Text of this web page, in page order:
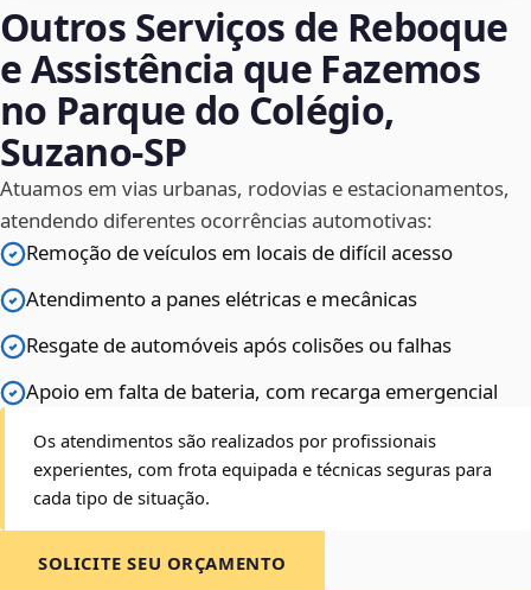
Outros Serviços de Reboque
e Assistência que Fazemos
no Parque do Colégio,
Suzano‑SP
Atuamos em vias urbanas, rodovias e estacionamentos,
atendendo diferentes ocorrências automotivas:
Remoção de veículos em locais de difícil acesso
Atendimento a panes elétricas e mecânicas
Resgate de automóveis após colisões ou falhas
Apoio em falta de bateria, com recarga emergencial
Os atendimentos são realizados por profissionais
experientes, com frota equipada e técnicas seguras para
cada tipo de situação.
SOLICITE SEU ORÇAMENTO